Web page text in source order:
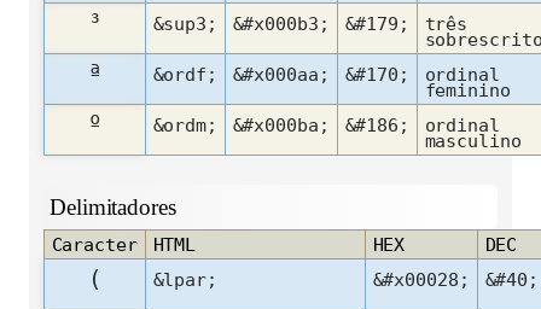
³ &sup3; &#x000b3; &#179; três
ª &ordf; &#x000aa; &#170; ordinal
feminino
º &ordm; &#x000ba; &#186; ordinal
masculino
Delimitadores
Caracter HTML HEX DEC
( &lpar; &#x00028; &#40;